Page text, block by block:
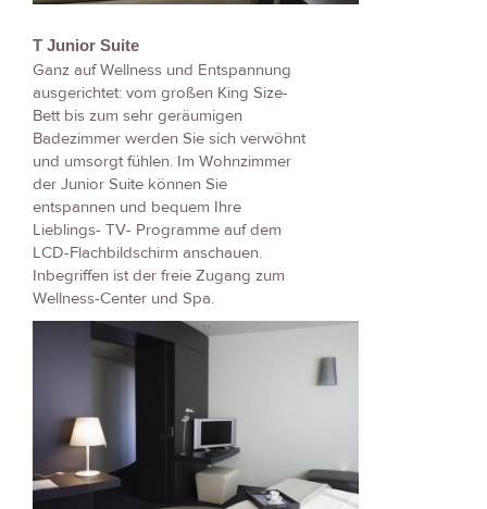
T Junior Suite
Ganz auf Wellness und Entspannung
ausgerichtet: vom großen King Size-
Bett bis zum sehr geräumigen
Badezimmer werden Sie sich verwöhnt
und umsorgt fühlen. Im Wohnzimmer
der Junior Suite können Sie
entspannen und bequem Ihre
Lieblings- TV- Programme auf dem
LCD-Flachbildschirm anschauen.
Inbegriffen ist der freie Zugang zum
Wellness-Center und Spa.